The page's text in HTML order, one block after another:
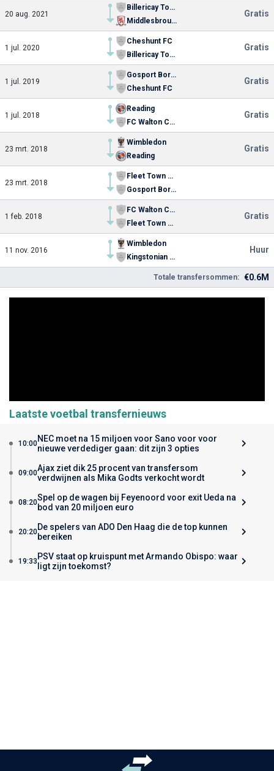
20 aug. 2021
Billericay Town
Middlesbrough
Gratis
1 jul. 2020
Cheshunt FC
Billericay Town
Gratis
1 jul. 2019
Gosport Borough FC
Cheshunt FC
Gratis
1 jul. 2018
Reading
FC Walton Casuals
Gratis
23 mrt. 2018
Wimbledon
Reading
Gratis
23 mrt. 2018
Fleet Town FC
Gosport Borough FC
1 feb. 2018
FC Walton Casuals
Fleet Town FC
Gratis
11 nov. 2016
Wimbledon
Kingstonian FC
Huur
Totale transfersommen: €0.6M
Laatste voetbal transfernieuws
10:00NEC moet na 15 miljoen voor Sano voor voor
nieuwe verdediger gaan: dit zijn 3 opties
09:00Ajax ziet dik 25 procent van transfersom
verdwijnen als Mika Godts verkocht wordt
08:20Spel op de wagen bij Feyenoord voor exit Ueda na
bod van 20 miljoen euro
20:20De spelers van ADO Den Haag die de top kunnen
bereiken
19:33 PSV staat op kruispunt met Armando Obispo: waar
ligt zijn toekomst?